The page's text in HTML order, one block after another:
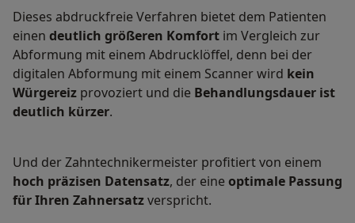
Dieses abdruckfreie Verfahren bietet dem Patienten
einen deutlich größeren Komfort im Vergleich zur
Abformung mit einem Abdrucklöffel, denn bei der
digitalen Abformung mit einem Scanner wird kein
Würgereiz provoziert und die Behandlungsdauer ist
deutlich kürzer.
Und der Zahntechnikermeister profitiert von einem
hoch präzisen Datensatz, der eine optimale Passung
für Ihren Zahnersatzverspricht.